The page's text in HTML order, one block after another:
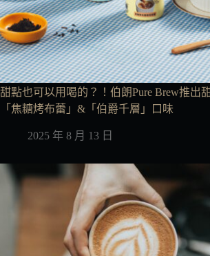
甜點也可以用喝的？！伯朗Pure Brew推出
「焦糖烤布蕾」&「伯爵千層」口味
2025 年 8 月 13 日